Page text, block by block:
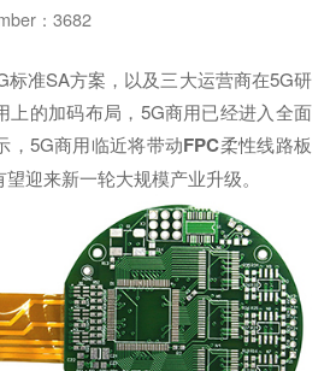
：3682
准SA方案，以及三大运营商在5G研
上的加码布局，5G商用已经进入全面
，5G商用临近将带动FPC柔性线路板
迎来新一轮大规模产业升级。